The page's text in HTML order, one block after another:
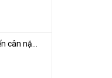
Bộ cảm biến cân nặng loadcell 1KG khung mica